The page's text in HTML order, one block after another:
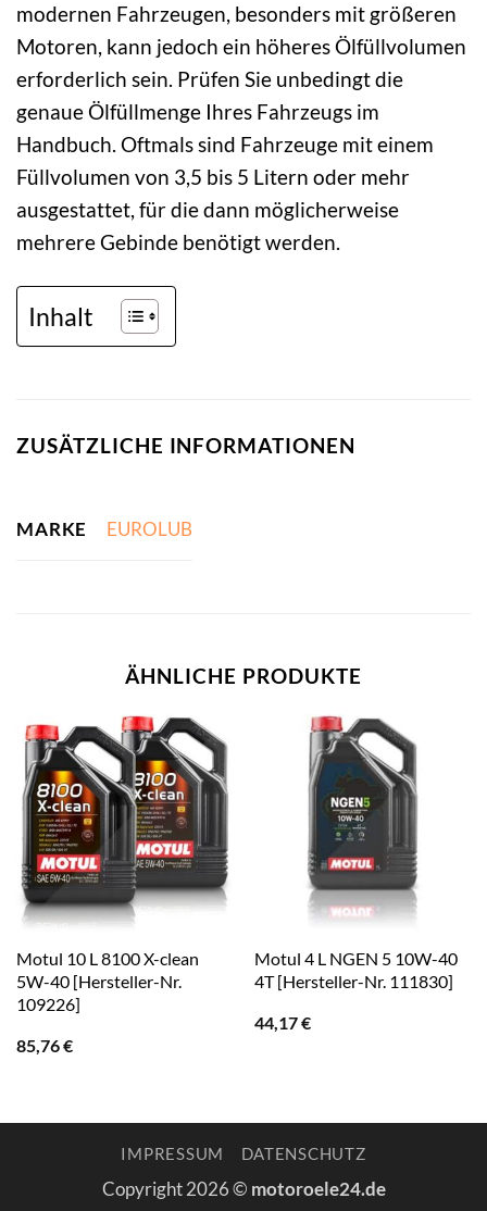
modernen Fahrzeugen, besonders mit größeren
Motoren, kann jedoch ein höheres Ölfüllvolumen
erforderlich sein. Prüfen Sie unbedingt die
genaue Ölfüllmenge Ihres Fahrzeugs im
Handbuch. Oftmals sind Fahrzeuge mit einem
Füllvolumen von 3,5 bis 5 Litern oder mehr
ausgestattet, für die dann möglicherweise
mehrere Gebinde benötigt werden.
Inhalt
ZUSÄTZLICHE INFORMATIONEN
MARKE EUROLUB
ÄHNLICHE PRODUKTE
Motul 10 L 8100 X-clean
5W-40 [Hersteller-Nr.
109226]
85,76€
Motul 4 L NGEN 5 10W-40
4T [Hersteller-Nr. 111830]
44,17€
IMPRESSUM DATENSCHUTZ
Copyright 2026 © motoroele24.de